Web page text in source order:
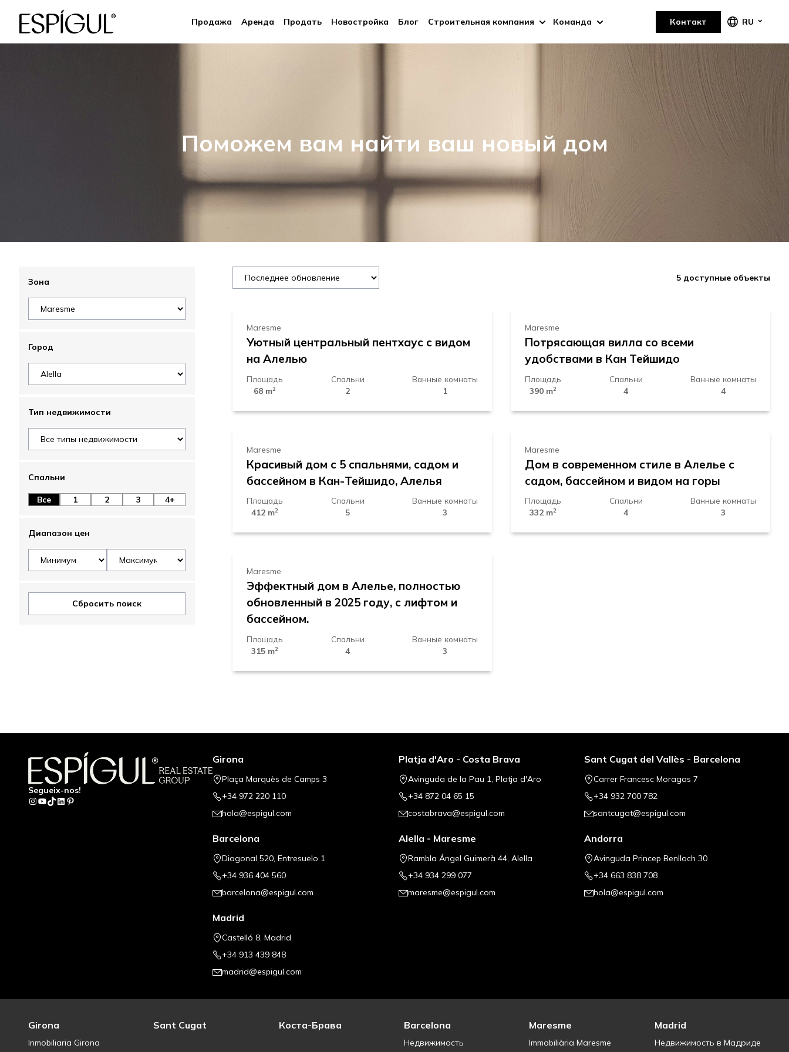
Продажа Аренда Продать Новостройка Блог Строительная компания Команда Контакт RU
Поможем вам найти ваш новый дом
Зона
Город
Тип недвижимости
Спальни
Все 1 2 3 4+
Диапазон цен
Сбросить поиск
5 доступные объекты
349.000 €
Maresme
Уютный центральный пентхаус с видом
на Алелью
Площадь
68 m2
Спальни
2
Ванные комнаты
1
Maresme
Потрясающая вилла со всеми
удобствами в Кан Тейшидо
Площадь
390 m2
Спальни
4
Ванные комнаты
4
1.200.000 €
Maresme
Красивый дом с 5 спальнями, садом и
бассейном в Кан-Тейшидо, Алелья
Площадь
412 m2
Спальни
5
Ванные комнаты
3
1.045.000 €
Maresme
Дом в современном стиле в Алелье с
садом, бассейном и видом на горы
Площадь
332 m2
Спальни
4
Ванные комнаты
3
990.000 €
Maresme
Эффектный дом в Алелье, полностью
обновленный в 2025 году, с лифтом и
бассейном.
Площадь
315 m2
Спальни
4
Ванные комнаты
3
Segueix-nos!
Instagram
YouTube
TikTok
LinkedIn
Pinterest
Girona
Plaça Marquès de Camps 3
+34 972 220 110
hola@espigul.com
Platja d'Aro - Costa Brava
Avinguda de la Pau 1, Platja d'Aro
+34 872 04 65 15
costabrava@espigul.com
Sant Cugat del Vallès - Barcelona
Carrer Francesc Moragas 7
+34 932 700 782
santcugat@espigul.com
Barcelona
Diagonal 520, Entresuelo 1
+34 936 404 560
barcelona@espigul.com
Alella - Maresme
Rambla Ángel Guimerà 44, Alella
+34 934 299 077
maresme@espigul.com
Andorra
Avinguda Princep Benlloch 30
+34 663 838 708
hola@espigul.com
Madrid
Castelló 8, Madrid
+34 913 439 848
madrid@espigul.com
Girona
Inmobiliaria Girona
Sant Cugat Коста-Брава Barcelona
Недвижимость
Maresme
Immobiliària Maresme
Madrid
Недвижимость в Мадриде